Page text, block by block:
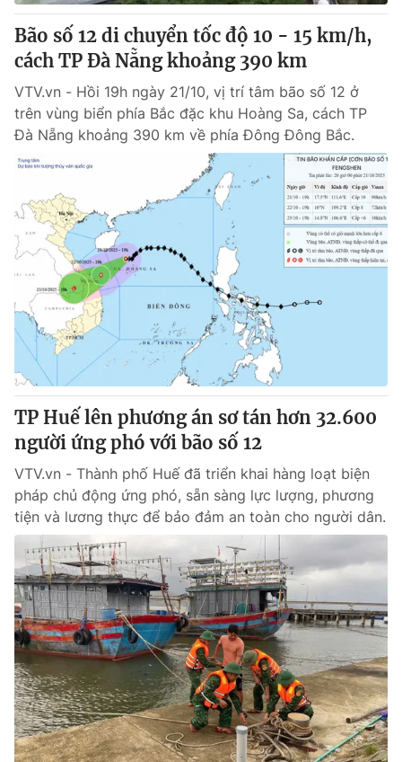
Bão số 12 di chuyển tốc độ 10 - 15 km/h,
cách TP Đà Nẵng khoảng 390 km
VTV.vn - Hồi 19h ngày 21/10, vị trí tâm bão số 12 ở
trên vùng biển phía Bắc đặc khu Hoàng Sa, cách TP
Đà Nẵng khoảng 390 km về phía Đông Đông Bắc.
TP Huế lên phương án sơ tán hơn 32.600
người ứng phó với bão số 12
VTV.vn - Thành phố Huế đã triển khai hàng loạt biện
pháp chủ động ứng phó, sẵn sàng lực lượng, phương
tiện và lương thực để bảo đảm an toàn cho người dân.